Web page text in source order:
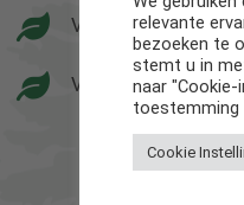
Vakantiehuizen in
Vakantiehuizen in
relevante
bezoeken te
stemt u in
naar
toestemming
Cookie